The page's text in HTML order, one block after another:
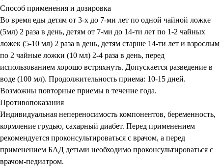
Способ применения и дозировка
Во время еды детям от 3-х до 7-ми лет по одной чайной ложке
(5мл) 2 раза в день, детям от 7-ми до 14-ти лет по 1-2 чайных
ложек (5-10 мл) 2 раза в день, детям старше 14-ти лет и взрослым
по 2 чайные ложки (10 мл) 2-4 раза в день, перед
использованием хорошо встряхнуть. Допускается разведение в
воде (100 мл). Продолжительность приема: 10-15 дней.
Возможны повторные приемы в течение года.
Противопоказания
Индивидуальная непереносимость компонентов, беременность,
кормление грудью, сахарный диабет. Перед применением
рекомендуется проконсультироваться с врачом, а перед
применением БАД детьми необходимо проконсультироваться с
врачом-педиатром.